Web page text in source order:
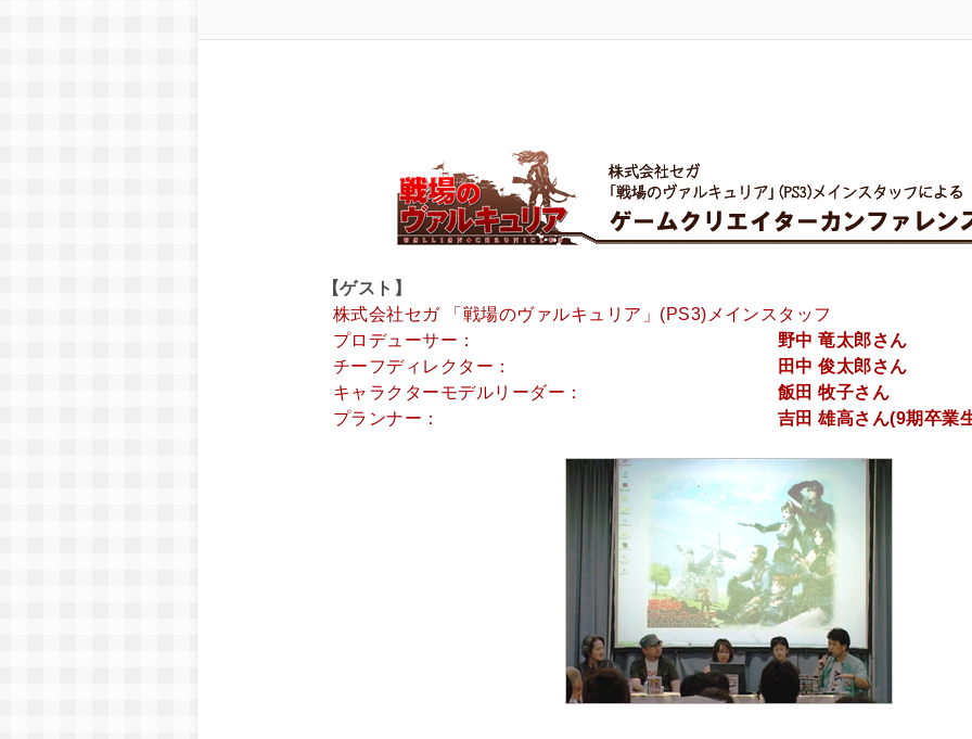
【ゲスト】
株式会社セガ 「戦場のヴァルキュリア」(PS3)メインスタッフ
プロデューサー：
野中 竜太郎さん
チーフディレクター：
田中 俊太郎さん
キャラクターモデルリーダー：
飯田 牧子さん
プランナー：
吉田 雄高さん(9期卒業